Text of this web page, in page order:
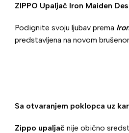
ZIPPO Upaljač Iron Maiden
Podignite svoju ljubav prema
predstavljena na novom
Sa otvaranjem poklopca uz
Zippo upaljač nije obično